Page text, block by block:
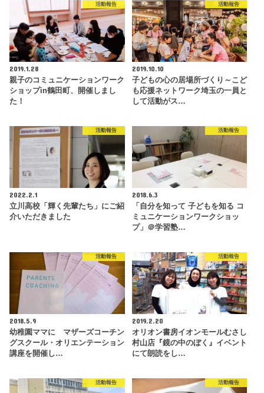
活動報告
2019.1.28
親子のコミュニケーションワーク
ショップin鶴田町、開催しまし
た！
活動報告
2019.10.10
子どもの心の居場所づくり～こど
も応援ネットワーク埼玉の一員と
して活動がス…
活動報告
2022.2.1
立川高校「輝く先輩たち」にご紹
介いただきました
活動報告
2018.6.3
「自分を知って 子どもを知る コ
ミュニケーションワークショッ
プ」＠学習塾…
活動報告
2018.5.9
幼稚園ママに マザーズコーチン
グスクール・オリエンテーション
講座を開催し…
活動報告
2019.2.20
オリオン書房イオンモールむさし
村山店『鏡の中のぼく』イベント
にて朗読をし…
活動報告 活動報告